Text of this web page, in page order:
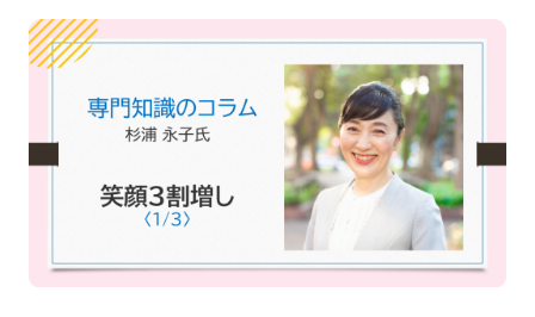
#紙おむつ（リフレ） #介護技術
#感染症
#BCP
#在宅復帰
#研修
#人材育成
#施設経営情報
#事例紹介
#外国語対応
#排便
#経営者向け
もっと見る
ログイン
カタログ・使い方ガイド